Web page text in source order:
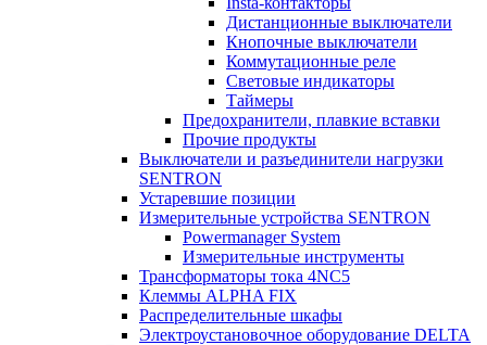
Дистанционные выключатели
Кнопочные выключатели
Коммутационные реле
Световые индикаторы
Таймеры
Предохранители, плавкие вставки
Прочие продукты
Выключатели и разъединители нагрузки
SENTRON
Устаревшие позиции
Измерительные устройства SENTRON
Powermanager System
Измерительные инструменты
Трансформаторы тока 4NC5
Клеммы ALPHA FIX
Распределительные шкафы
Электроустановочное оборудование DELTA